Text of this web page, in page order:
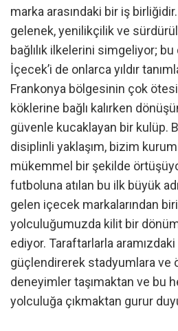
marka arasındaki bir iş
gelenek, yenilikçilik ve
bağlılık ilkelerini simgeliyor;
İçecek’i de onlarca yıldır
Frankonya bölgesinin çok
köklerine bağlı kalırken
güvenle kucaklayan bir kulüp.
disiplinli yaklaşım, bizim
mükemmel bir şekilde
futboluna atılan bu ilk büyük
gelen içecek markalarından
yolculuğumuzda kilit bir
ediyor. Taraftarlarla
güçlendirerek stadyumlara ve
deneyimler taşımaktan ve bu
yolculuğa çıkmaktan gurur